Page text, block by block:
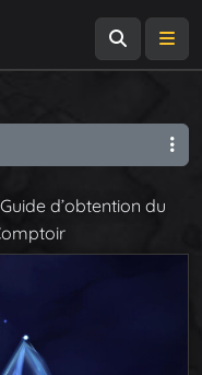
Guide d’obtention du